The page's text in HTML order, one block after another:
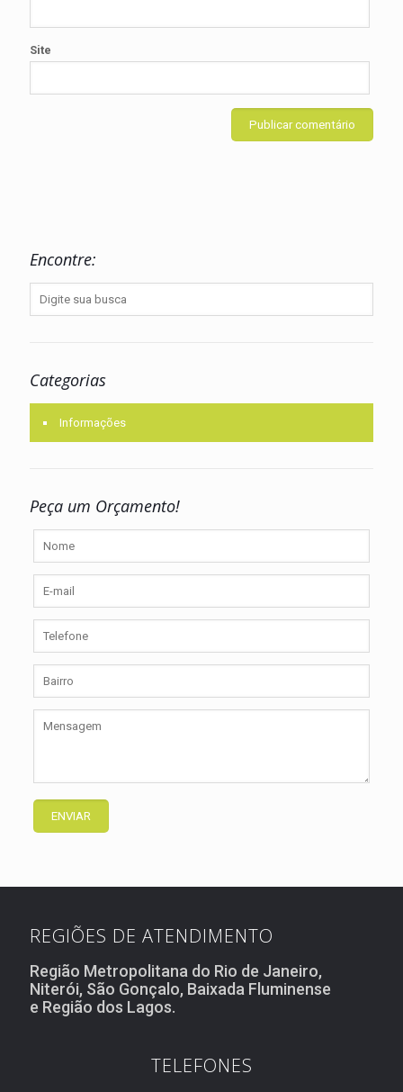
Site
Encontre:
Categorias
Informações
Peça um Orçamento!
REGIÕES DE ATENDIMENTO
Região Metropolitana do Rio de Janeiro,
Niterói, São Gonçalo, Baixada Fluminense
e Região dos Lagos.
TELEFONES